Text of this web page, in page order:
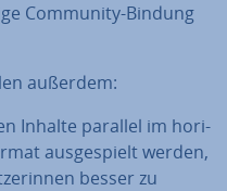
Community-Bindung
außerdem:
Inhalte parallel im ho­ri­
aus­ge­spielt werden,
besser zu